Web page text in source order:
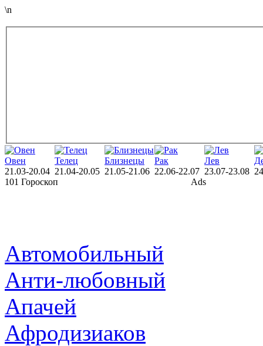
\n
Овен
21.03-20.04
Телец
21.04-20.05
Близнецы
21.05-21.06
Рак
22.06-22.07
Лев
23.07-23.08
101 Гороскоп
Автомобильный
Анти-любовный
Апачей
Афродизиаков
Ads